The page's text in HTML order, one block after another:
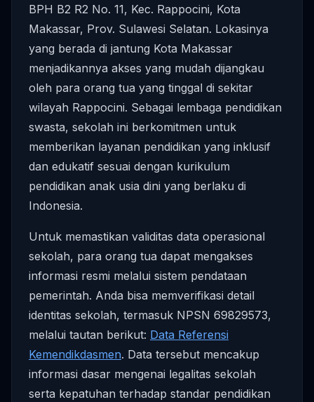
BPH B2 R2 No. 11, Kec. Rappocini, Kota
Makassar, Prov. Sulawesi Selatan. Lokasinya
yang berada di jantung Kota Makassar
menjadikannya akses yang mudah dijangkau
oleh para orang tua yang tinggal di sekitar
wilayah Rappocini. Sebagai lembaga pendidikan
swasta, sekolah ini berkomitmen untuk
memberikan layanan pendidikan yang inklusif
dan edukatif sesuai dengan kurikulum
pendidikan anak usia dini yang berlaku di
Indonesia.
Untuk memastikan validitas data operasional
sekolah, para orang tua dapat mengakses
informasi resmi melalui sistem pendataan
pemerintah. Anda bisa memverifikasi detail
identitas sekolah, termasuk NPSN 69829573,
melalui tautan berikut: Data Referensi
Kemendikdasmen. Data tersebut mencakup
informasi dasar mengenai legalitas sekolah
serta kepatuhan terhadap standar pendidikan